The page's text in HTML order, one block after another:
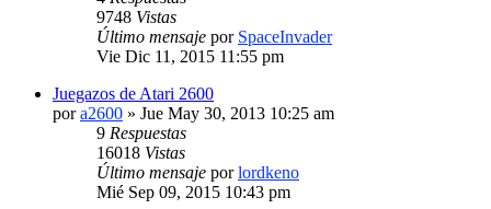
9748 Vistas
Último mensaje por SpaceInvader
Vie Dic 11, 2015 11:55 pm
Juegazos de Atari 2600
pora2600 » Jue May 30, 2013 10:25 am
9 Respuestas
16018 Vistas
Último mensaje porlordkeno
Mié Sep 09, 2015 10:43 pm